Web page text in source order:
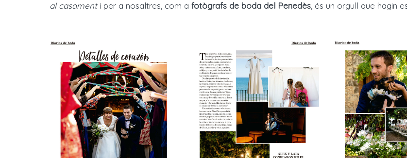
al casamenti per a nosaltres, com a fotògrafs de boda del Penedès , és un orgull que hagin